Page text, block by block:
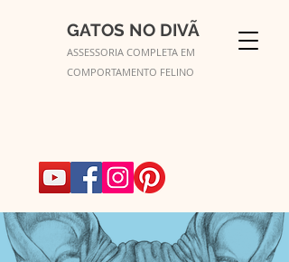
GATOS NO DIVÃ
ASSESSORIA COMPLETA EM
COMPORTAMENTO FELINO